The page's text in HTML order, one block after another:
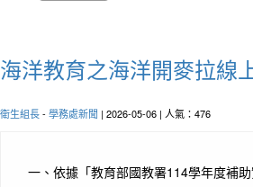
海洋教育之海洋開麥拉線
衛生組長- 學務處新聞 | 2026-05-06 | 人氣：476
一、 依據「教育部國教署114學年度補